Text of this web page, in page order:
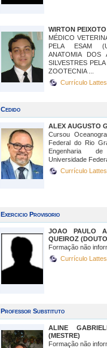
WIRTON
MÉDICO
PELA ESAM
ANATOMIA DOS
SILVESTRES
ZOOTECNIA ...
Currículo
Cedido
ALEX AUGUSTO
Cursou
Federal do Rio
Engenharia
Universidade
Currículo
Exercicio Provisorio
JOAO PAULO
QUEIROZ
Formação não
Currículo
Professor Substituto
ALINE
(MESTRE)
Formação não